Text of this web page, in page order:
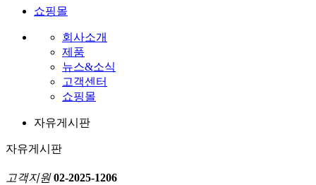
쇼핑몰
회사소개
제품
뉴스&소식
고객센터
쇼핑몰
자유게시판
자유게시판
고객지원 02-2025-1206